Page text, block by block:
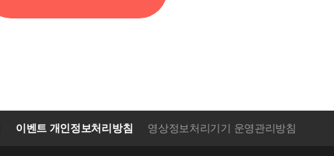
이벤트 개인정보처리방침 영상정보처리기기 운영관리방침